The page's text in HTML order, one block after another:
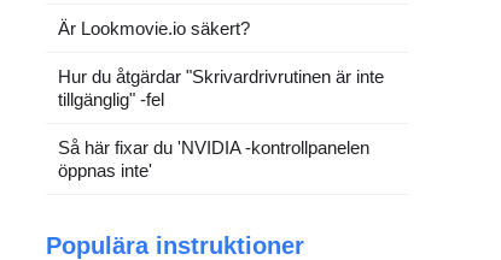
Är Lookmovie.io säkert?
Hur du åtgärdar "Skrivardrivrutinen är inte
tillgänglig" -fel
Så här fixar du 'NVIDIA -kontrollpanelen
öppnas inte'
Populära instruktioner